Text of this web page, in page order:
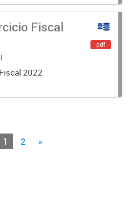
Fiscal
2022
pdf
1 2 »